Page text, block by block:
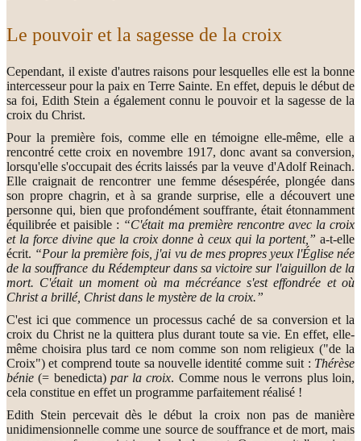
Le pouvoir et la sagesse de la croix
Cependant, il existe d'autres raisons pour lesquelles elle est la bonne
intercesseur pour la paix en Terre Sainte. En effet, depuis le début de
sa foi, Edith Stein a également connu le pouvoir et la sagesse de la
croix du Christ.
Pour la première fois, comme elle en témoigne elle-même, elle a
rencontré cette croix en novembre 1917, donc avant sa conversion,
lorsqu'elle s'occupait des écrits laissés par la veuve d'Adolf Reinach.
Elle craignait de rencontrer une femme désespérée, plongée dans
son propre chagrin, et à sa grande surprise, elle a découvert une
personne qui, bien que profondément souffrante, était étonnamment
équilibrée et paisible : “C'était ma première rencontre avec la croix
et la force divine que la croix donne à ceux qui la portent,” a-t-elle
écrit. “Pour la première fois, j'ai vu de mes propres yeux l'Église née
de la souffrance du Rédempteur dans sa victoire sur l'aiguillon de la
mort. C'était un moment où ma mécréance s'est effondrée et où
Christ a brillé, Christ dans le mystère de la croix.”
C'est ici que commence un processus caché de sa conversion et la
croix du Christ ne la quittera plus durant toute sa vie. En effet, elle-
même choisira plus tard ce nom comme son nom religieux ("de la
Croix") et comprend toute sa nouvelle identité comme suit : Thérèse
bénie (= benedicta) par la croix. Comme nous le verrons plus loin,
cela constitue en effet un programme parfaitement réalisé !
Edith Stein percevait dès le début la croix non pas de manière
unidimensionnelle comme une source de souffrance et de mort, mais